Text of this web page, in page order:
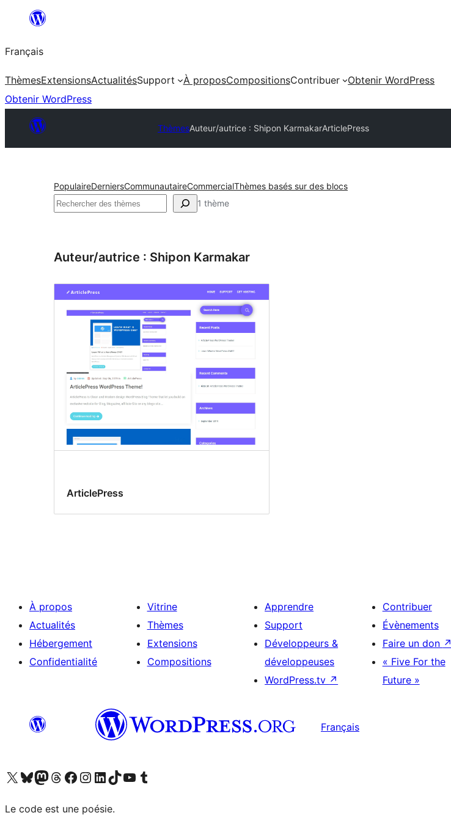
contenu
Français
ThèmesExtensionsActualitésSupport À proposCompositionsContribuer
Obtenir WordPress
Obtenir WordPress
ThèmesAuteur/autrice : Shipon KarmakarArticlePress
PopulaireDerniersCommunautaireCommercialThèmes basés sur des blocs
Rechercher 1 thème
Auteur/autrice : Shipon Karmakar
ArticlePress
À propos
Actualités
Hébergement
Confidentialité
Vitrine
Thèmes
Extensions
Compositions
Apprendre
Support
Développeurs &
développeuses
WordPress.tv ↗
Contribuer
Évènements
Faire un don ↗
« Five For the
Future »
Français
Visitez notre compte X (précédemment Twitter)
Visiter notre compte Bluesky
Visiter notre compte Mastodon
Visiter notre compte Threads
Consulter notre compte Facebook
Consulter notre compte Instagram
Consulter notre compte LinkedIn
Visiter notre compte TokTok
Visiter notre chaîne YouTube
Visiter notre compte Tumblr
Le code est une poésie.